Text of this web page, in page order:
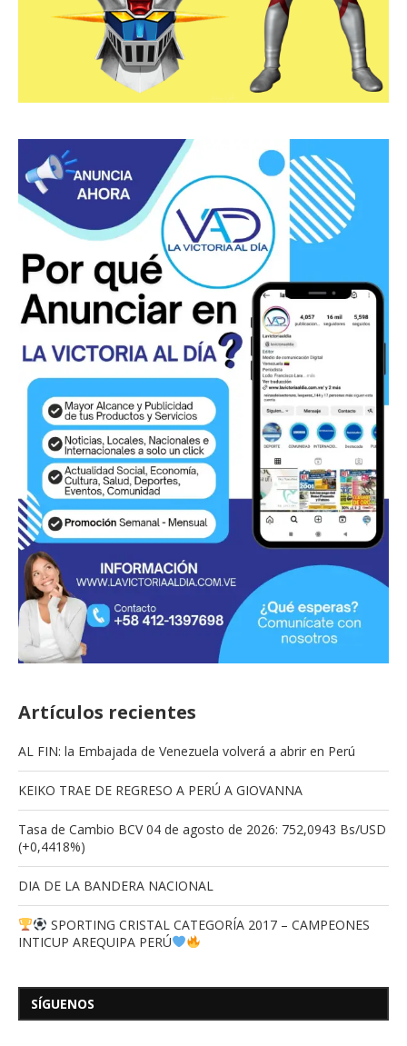
Artículos recientes
AL FIN: la Embajada de Venezuela volverá a abrir en Perú
KEIKO TRAE DE REGRESO A PERÚ A GIOVANNA
Tasa de Cambio BCV 04 de agosto de 2026: 752,0943 Bs/USD
(+0,4418%)
DIA DE LA BANDERA NACIONAL
SPORTING CRISTAL CATEGORÍA 2017 – CAMPEONES
INTICUP AREQUIPA PERÚ
SÍGUENOS